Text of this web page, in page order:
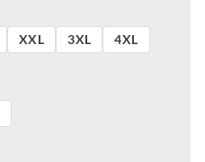
XXL 3XL 4XL